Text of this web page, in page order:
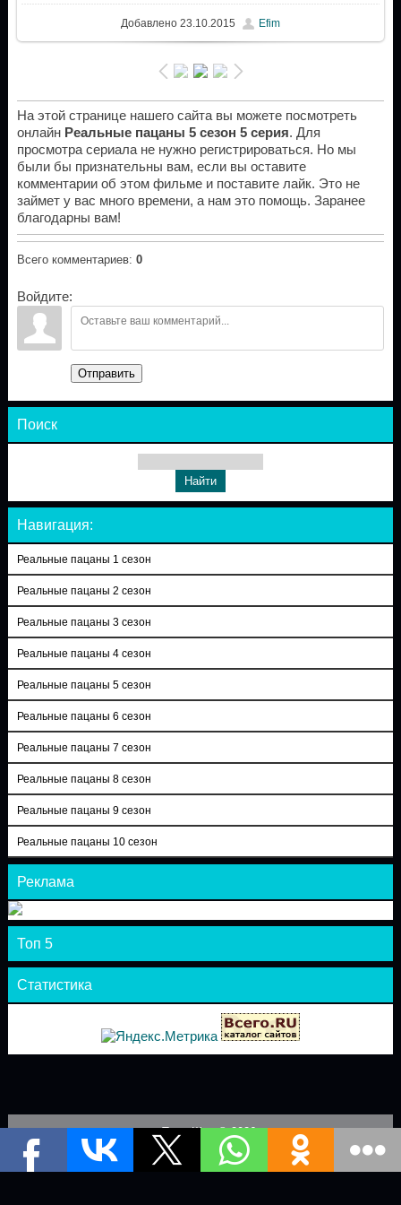
Добавлено23.10.2015 Efim
На этой странице нашего сайта вы можете посмотреть
онлайн Реальные пацаны 5 сезон 5 серия. Для
просмотра сериала не нужно регистрироваться. Но мы
были бы признательны вам, если вы оставите
комментарии об этом фильме и поставите лайк. Это не
займет у вас много времени, а нам это помощь. Заранее
благодарны вам!
Всего комментариев: 0
Войдите:
Отправить
Поиск
Навигация:
Реальные пацаны 1 сезон
Реальные пацаны 2 сезон
Реальные пацаны 3 сезон
Реальные пацаны 4 сезон
Реальные пацаны 5 сезон
Реальные пацаны 6 сезон
Реальные пацаны 7 сезон
Реальные пацаны 8 сезон
Реальные пацаны 9 сезон
Реальные пацаны 10 сезон
Реклама
Топ 5
Статистика
Теле-Шоу © 2026